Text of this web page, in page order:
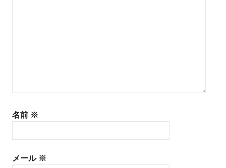
名前 ※
メール ※